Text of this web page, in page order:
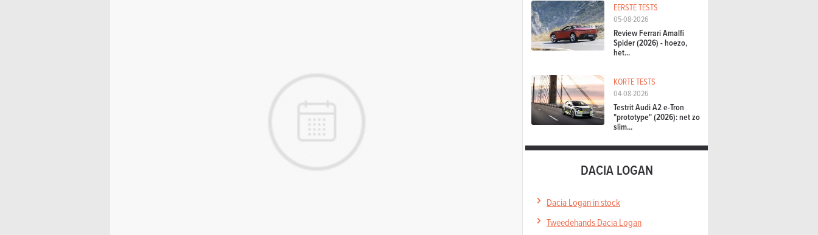
EERSTE TESTS
05-08-2026
Review Ferrari Amalfi
Spider (2026) - hoezo,
het...
KORTE TESTS
04-08-2026
Testrit Audi A2 e-Tron
"prototype" (2026): net zo
slim...
DACIA LOGAN
Dacia Logan in stock
Tweedehands Dacia Logan